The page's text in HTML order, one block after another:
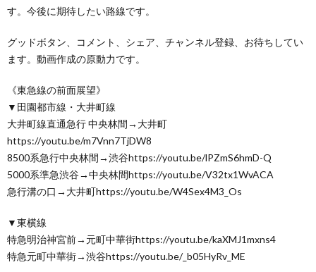
す。今後に期待したい路線です。
グッドボタン、コメント、シェア、チャンネル登録、お待ちしてい
ます。動画作成の原動力です。
《東急線の前面展望》
▼田園都市線・大井町線
大井町線直通急行 中央林間→大井町
https://youtu.be/m7Vnn7TjDW8
8500系急行中央林間→渋谷https://youtu.be/lPZmS6hmD-Q
5000系準急渋谷→中央林間https://youtu.be/V32tx1WvACA
急行溝の口→大井町https://youtu.be/W4Sex4M3_Os
▼東横線
特急明治神宮前→元町中華街https://youtu.be/kaXMJ1mxns4
特急元町中華街→渋谷https://youtu.be/_b05HyRv_ME